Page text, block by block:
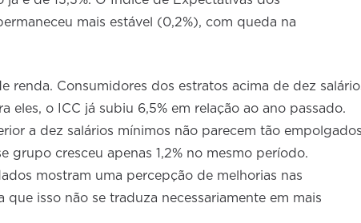
mais estável (0,2%), com queda na
renda. Consumidores dos estratos acima de dez
eles, o ICC já subiu 6,5% em relação ao ano passado.
a dez salários mínimos não parecem tão empolgados
grupo cresceu apenas 1,2% no mesmo período.
mostram uma percepção de melhorias nas
que isso não se traduza necessariamente em mais